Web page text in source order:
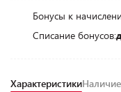
Бонусы к
Списание бонусов:
Характеристики